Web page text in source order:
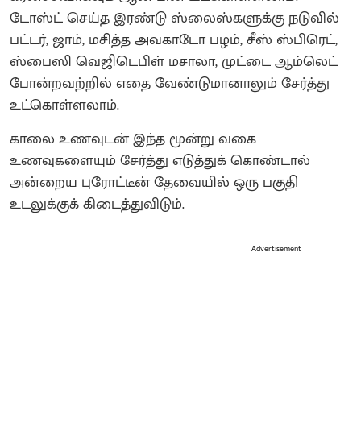
டோஸ்ட் செய்த இரண்டு ஸ்லைஸ்களுக்கு நடுவில்
பட்டர், ஜாம், மசித்த அவகாடோ பழம், சீஸ் ஸ்பிரெட்,
ஸ்பைஸி வெஜிடெபிள் மசாலா, முட்டை ஆம்லெட்
போன்றவற்றில் எதை வேண்டுமானாலும் சேர்த்து
உட்கொள்ளலாம்.
காலை உணவுடன் இந்த மூன்று வகை
உணவுகளையும் சேர்த்து எடுத்துக் கொண்டால்
அன்றைய புரோட்டீன் தேவையில் ஒரு பகுதி
உடலுக்குக் கிடைத்துவிடும்.
Advertisement